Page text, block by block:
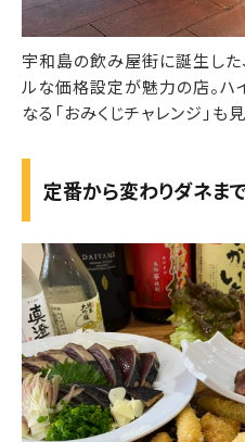
宇和島の飲み屋街に誕生した
ルな価格設定が魅力の店。
なる「おみくじチャレンジ」も
定番から変わりダネま